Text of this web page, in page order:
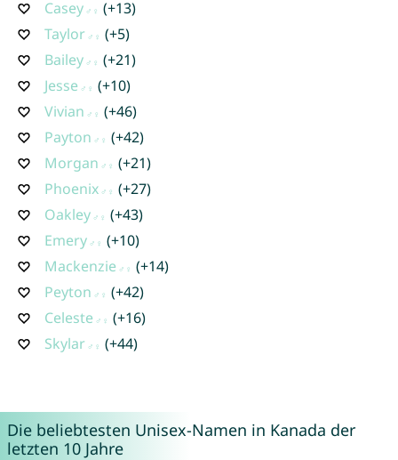
Casey
(+13)
Taylor
(+5)
Bailey
(+21)
Jesse
(+10)
Vivian
(+46)
Payton
(+42)
Morgan
(+21)
Phoenix
(+27)
Oakley
(+43)
Emery
(+10)
Mackenzie
(+14)
Peyton
(+42)
Celeste
(+16)
Skylar
(+44)
Die beliebtesten Unisex-Namen in Kanada der
letzten 10 Jahre